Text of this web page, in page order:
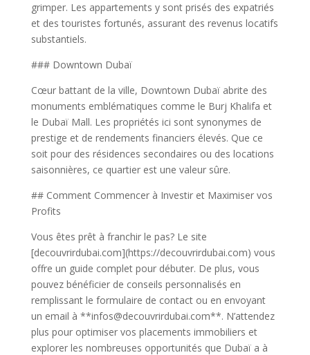
grimper. Les appartements y sont prisés des expatriés
et des touristes fortunés, assurant des revenus locatifs
substantiels.
### Downtown Dubaï
Cœur battant de la ville, Downtown Dubaï abrite des
monuments emblématiques comme le Burj Khalifa et
le Dubaï Mall. Les propriétés ici sont synonymes de
prestige et de rendements financiers élevés. Que ce
soit pour des résidences secondaires ou des locations
saisonnières, ce quartier est une valeur sûre.
## Comment Commencer à Investir et Maximiser vos
Profits
Vous êtes prêt à franchir le pas? Le site
[decouvrirdubai.com](https://decouvrirdubai.com) vous
offre un guide complet pour débuter. De plus, vous
pouvez bénéficier de conseils personnalisés en
remplissant le formulaire de contact ou en envoyant
un email à **infos@decouvrirdubai.com**. N’attendez
plus pour optimiser vos placements immobiliers et
explorer les nombreuses opportunités que Dubaï a à